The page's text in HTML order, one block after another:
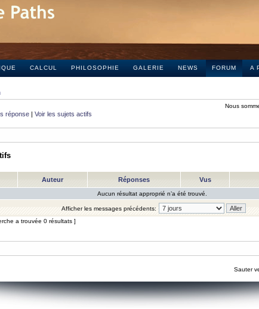
CALCUL PHILOSOPHIE GALERIE NEWS FORUM A
Nous
réponse | Voir les sujets actifs
Auteur Réponses Vus
Aucun résultat approprié n’a été trouvé.
Afficher les messages précédents:
a trouvée 0 résultats ]
Sauter